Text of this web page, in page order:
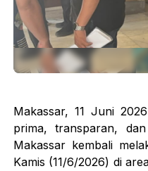
Makassar, 11 Juni
prima, transparan,
Makassar kembali
Kamis (11/6/2026) di